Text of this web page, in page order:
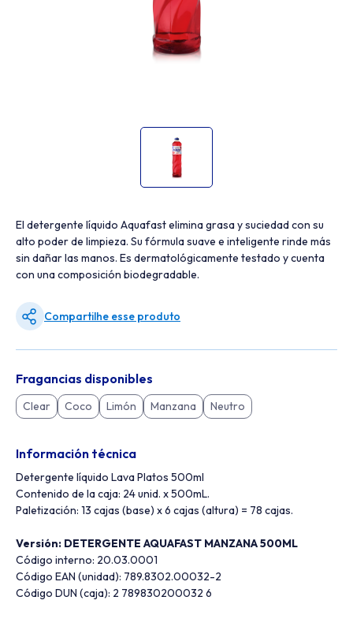
El detergente líquido Aquafast elimina grasa y suciedad con su
alto poder de limpieza. Su fórmula suave e inteligente rinde más
sin dañar las manos. Es dermatológicamente testado y cuenta
con una composición biodegradable.
Compartilhe esse produto
Fragancias disponibles
Clear Coco Limón Manzana Neutro
Información técnica
Detergente líquido Lava Platos 500ml
Contenido de la caja: 24 unid. x 500mL.
Paletización: 13 cajas (base) x 6 cajas (altura) = 78 cajas.
Versión: DETERGENTE AQUAFAST MANZANA 500ML
Código interno: 20.03.0001
Código EAN (unidad): 789.8302.00032-2
Código DUN (caja): 2 789830200032 6